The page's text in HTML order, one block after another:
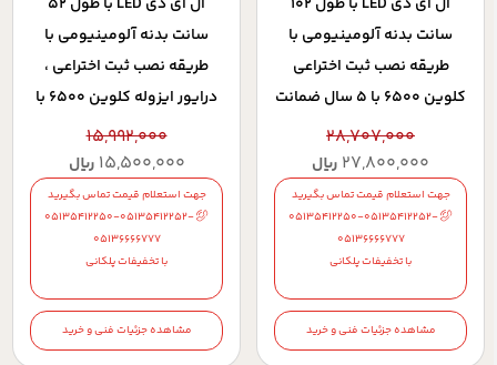
سانت بدنه آلومينيومي با
طريقه نصب ثبت اختراعي
کلوين 6500 با 5 سال ضمانت
28,707,000
27,800,000 ریال
جهت استعلام قیمت تماس بگیرید
05135412250-05135412252-
05136666777
با تخفیفات پلکانی
مشاهده جزئیات فنی و خرید
سانت بدنه آلومینیومی با
طریقه نصب ثبت اختراعی ،
درایور ایزوله کلوین 6500 با
5 سال ضمانت15,992,000
15,500,000 ریال
جهت استعلام قیمت تماس بگیرید
05135412250-05135412252-
05136666777
با تخفیفات پلکانی
مشاهده جزئیات فنی و خرید